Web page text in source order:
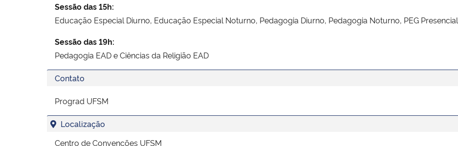
Sessão das 15h:
Educação Especial Diurno, Educação Especial Noturno, Pedagogia Diurno, Pedagogia Noturno, PEG Presencial
Sessão das 19h:
Pedagogia EAD e Ciências da Religião EAD
Contato
Prograd UFSM
Localização
Centro de Convenções UFSM